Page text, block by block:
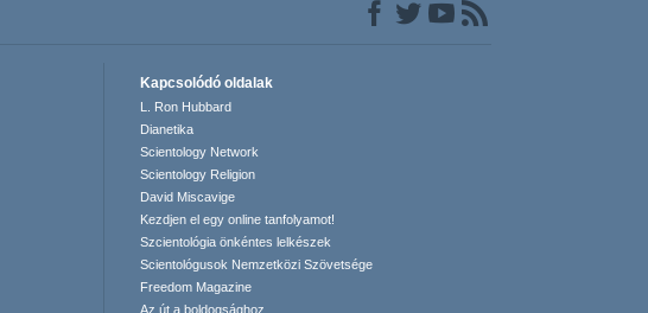
Kapcsolódó oldalak
L. Ron Hubbard
Dianetika
Scientology Network
Scientology Religion
David Miscavige
Kezdjen el egy online tanfolyamot!
Szcientológia önkéntes lelkészek
Scientológusok Nemzetközi Szövetsége
Freedom Magazine
Az út a boldogsághoz